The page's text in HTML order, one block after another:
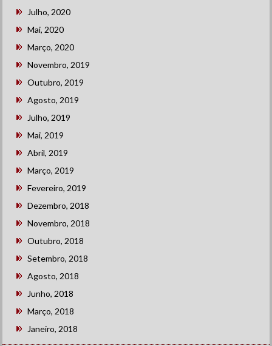
Julho, 2020
Mai, 2020
Março, 2020
Novembro, 2019
Outubro, 2019
Agosto, 2019
Julho, 2019
Mai, 2019
Abril, 2019
Março, 2019
Fevereiro, 2019
Dezembro, 2018
Novembro, 2018
Outubro, 2018
Setembro, 2018
Agosto, 2018
Junho, 2018
Março, 2018
Janeiro, 2018